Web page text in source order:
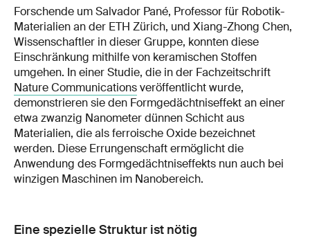
Forschende um Salvador Pané, Professor für Robotik-
Materialien an der ETH Zürich, und Xiang-Zhong Chen,
Wissenschaftler in dieser Gruppe, konnten diese
Einschränkung mithilfe von keramischen Stoffen
umgehen. In einer Studie, die in der Fachzeitschrift
Nature Communicationsveröffentlicht wurde,
demonstrieren sie den Formgedächtniseffekt an einer
etwa zwanzig Nanometer dünnen Schicht aus
Materialien, die als ferroische Oxide bezeichnet
werden. Diese Errungenschaft ermöglicht die
Anwendung des Formgedächtniseffekts nun auch bei
winzigen Maschinen im Nanobereich.
Eine spezielle Struktur ist nötig